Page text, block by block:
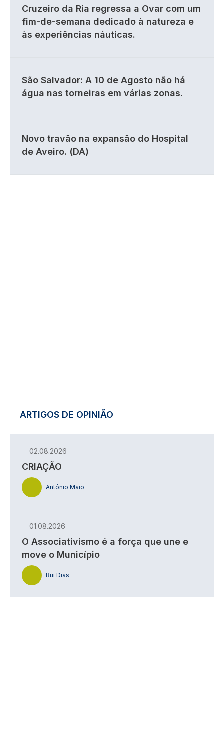
Cruzeiro da Ria regressa a Ovar com um
fim-de-semana dedicado à natureza e
às experiências náuticas.
São Salvador: A 10 de Agosto não há
água nas torneiras em várias zonas.
Novo travão na expansão do Hospital
de Aveiro. (DA)
ARTIGOS DE OPINIÃO
02.08.2026
CRIAÇÃO
António Maio
01.08.2026
O Associativismo é a força que une e
move o Município
Rui Dias